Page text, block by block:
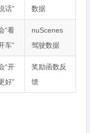
话”
数据
“看
车”
nuScenes
驾驶数据
“开
好”
奖励函数反
馈